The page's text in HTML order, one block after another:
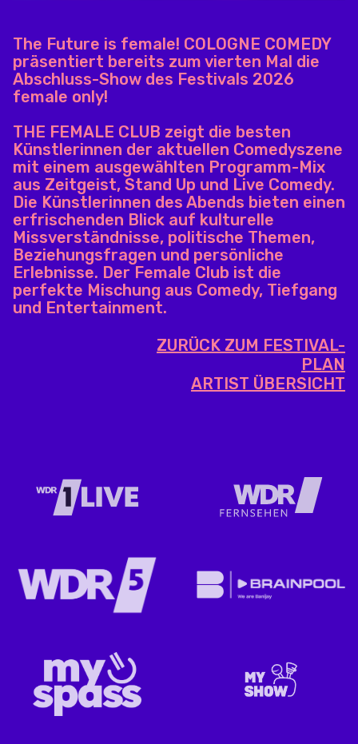
The Future is female! COLOGNE COMEDY
präsentiert bereits zum vierten Mal die
Abschluss-Show des Festivals 2026
female only!
THE FEMALE CLUB zeigt die besten
Künstlerinnen der aktuellen Comedyszene
mit einem ausgewählten Programm-Mix
aus Zeitgeist, Stand Up und Live Comedy.
Die Künstlerinnen des Abends bieten einen
erfrischenden Blick auf kulturelle
Missverständnisse, politische Themen,
Beziehungsfragen und persönliche
Erlebnisse. Der Female Club ist die
perfekte Mischung aus Comedy, Tiefgang
und Entertainment.
ZURÜCK ZUM FESTIVAL-
PLAN
ARTIST ÜBERSICHT